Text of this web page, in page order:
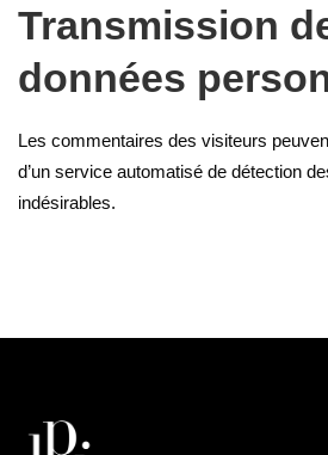
Transmission
données
Les commentaires des visiteurs
d’un service automatisé de détection
indésirables.